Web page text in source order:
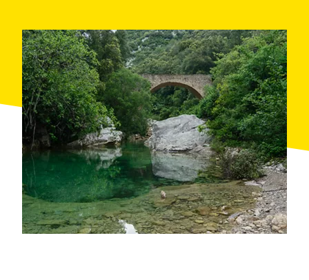
tendència descendent fins al final de l'etapa.
Cal deixar enrere les ruïnes del gran casal gòtic dela
Querai elsalt de la Núviao Malpàs de la Quera, un
pas de muntanya que ofereix excel·lents vistes de la
riera de Sant Anioli les cingleres, i que és motiu
d'antigues llegendes. Aquest és l'històric camí de
l'ermita deSant Aniol d'Aguja, un petit temple
romànic documentat des del segle IX i que va ser un
monestir benedictí durant l'edat mitjana.